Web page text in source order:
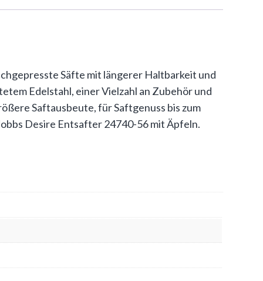
Säfte mit längerer Haltbarkeit und
Edelstahl, einer Vielzahl an Zubehör und
Saftausbeute, für Saftgenuss bis zum
Desire Entsafter 24740-56 mit Äpfeln.